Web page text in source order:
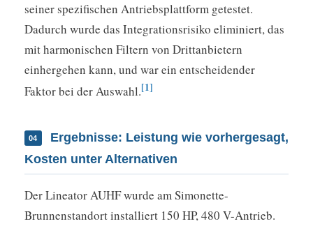
seiner spezifischen Antriebsplattform getestet.
Dadurch wurde das Integrationsrisiko eliminiert, das
mit harmonischen Filtern von Drittanbietern
einhergehen kann, und war ein entscheidender
Faktor bei der Auswahl.[1]
04
Ergebnisse: Leistung wie vorhergesagt,
Kosten unter Alternativen
Der Lineator AUHF wurde am Simonette-
Brunnenstandort installiert 150 HP, 480 V-Antrieb.